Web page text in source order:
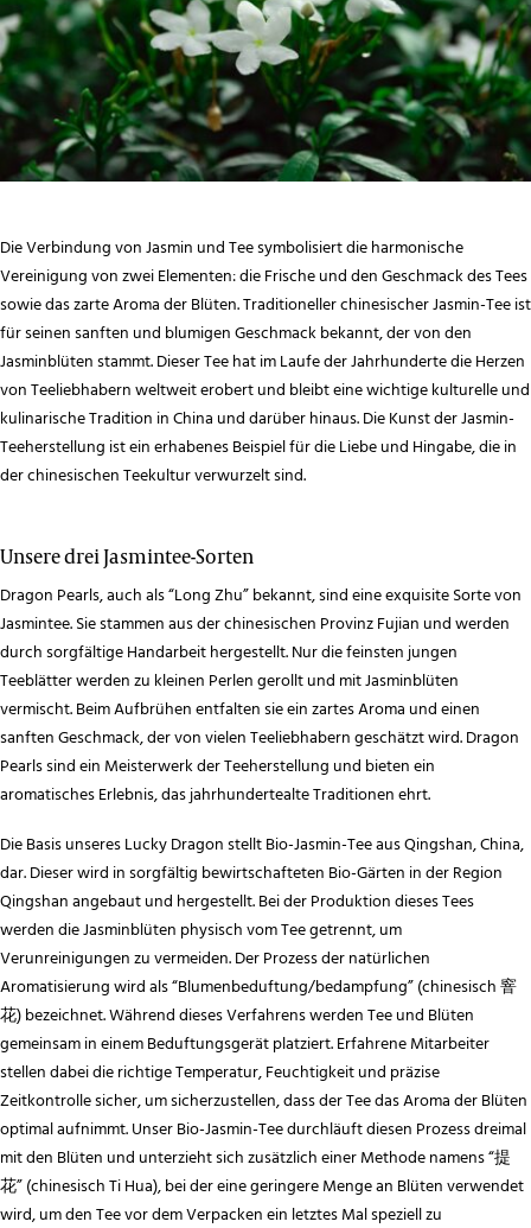
Die Verbindung von Jasmin und Tee symbolisiert die harmonische
Vereinigung von zwei Elementen: die Frische und den Geschmack des Tees
sowie das zarte Aroma der Blüten. Traditioneller chinesischer Jasmin-Tee ist
für seinen sanften und blumigen Geschmack bekannt, der von den
Jasminblüten stammt. Dieser Tee hat im Laufe der Jahrhunderte die Herzen
von Teeliebhabern weltweit erobert und bleibt eine wichtige kulturelle und
kulinarische Tradition in China und darüber hinaus. Die Kunst der Jasmin-
Teeherstellung ist ein erhabenes Beispiel für die Liebe und Hingabe, die in
der chinesischen Teekultur verwurzelt sind.
Unsere drei Jasmintee-Sorten
Dragon Pearls, auch als “Long Zhu” bekannt, sind eine exquisite Sorte von
Jasmintee. Sie stammen aus der chinesischen Provinz Fujian und werden
durch sorgfältige Handarbeit hergestellt. Nur die feinsten jungen
Teeblätter werden zu kleinen Perlen gerollt und mit Jasminblüten
vermischt. Beim Aufbrühen entfalten sie ein zartes Aroma und einen
sanften Geschmack, der von vielen Teeliebhabern geschätzt wird. Dragon
Pearls sind ein Meisterwerk der Teeherstellung und bieten ein
aromatisches Erlebnis, das jahrhundertealte Traditionen ehrt.
Die Basis unseres Lucky Dragon stellt Bio-Jasmin-Tee aus Qingshan, China,
dar. Dieser wird in sorgfältig bewirtschafteten Bio-Gärten in der Region
Qingshan angebaut und hergestellt. Bei der Produktion dieses Tees
werden die Jasminblüten physisch vom Tee getrennt, um
Verunreinigungen zu vermeiden. Der Prozess der natürlichen
Aromatisierung wird als “Blumenbeduftung/bedampfung” (chinesisch 窨
花) bezeichnet. Während dieses Verfahrens werden Tee und Blüten
gemeinsam in einem Beduftungsgerät platziert. Erfahrene Mitarbeiter
stellen dabei die richtige Temperatur, Feuchtigkeit und präzise
Zeitkontrolle sicher, um sicherzustellen, dass der Tee das Aroma der Blüten
optimal aufnimmt. Unser Bio-Jasmin-Tee durchläuft diesen Prozess dreimal
mit den Blüten und unterzieht sich zusätzlich einer Methode namens “提
花” (chinesisch Ti Hua), bei der eine geringere Menge an Blüten verwendet
wird, um den Tee vor dem Verpacken ein letztes Mal speziell zu